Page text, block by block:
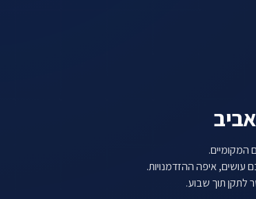
איפה ההזדמנויות.
לתקן תוך שבוע.